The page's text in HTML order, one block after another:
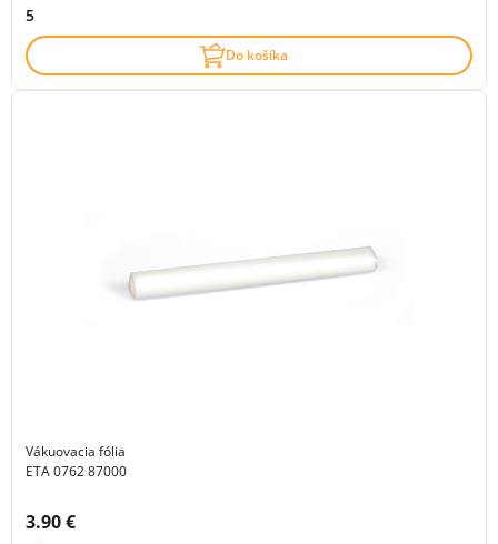
5
Do košíka
Vákuovacia fólia
ETA 0762 87000
Cena s DPH:
3.90 €